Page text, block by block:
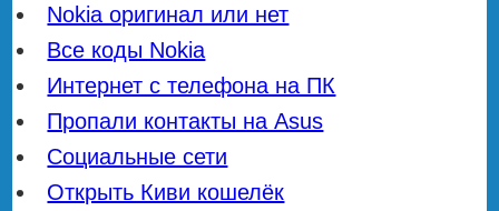
Nokia оригинал или нет
Все коды Nokia
Интернет с телефона на ПК
Пропали контакты на Asus
Социальные сети
Открыть Киви кошелёк